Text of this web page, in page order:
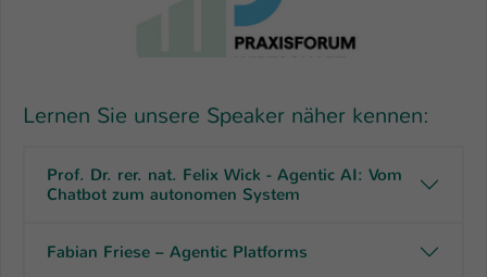
Lernen Sie unsere Speaker näher kennen:
Prof. Dr. rer. nat. Felix Wick - Agentic AI: Vom
Chatbot zum autonomen System
Fabian Friese – Agentic Platforms